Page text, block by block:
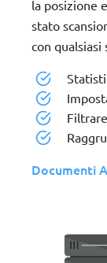
la posizione
stato
con qualsiasi
Documenti
31
32